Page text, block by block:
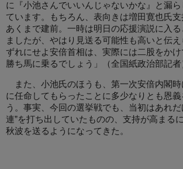
に『小池さんでいいんじゃないかな』と漏
ています。もちろん、表向きは増田寛也氏
あくまで建前。一時は明日の応援演説に入
ましたが、やはり見送る可能性も高いと伝
ずれにせよ安倍首相は、実際には二股をか
勝ち馬に乗るでしょう」（全国紙政治部記者
また、小池氏のほうも、第一次安倍内閣時
に任命してもらったことに多少なりとも恩
う。事実、今回の選挙戦でも、当初はあれだ
連”を打ち出していたものの、支持が高まる
秋波を送るようになってきた。